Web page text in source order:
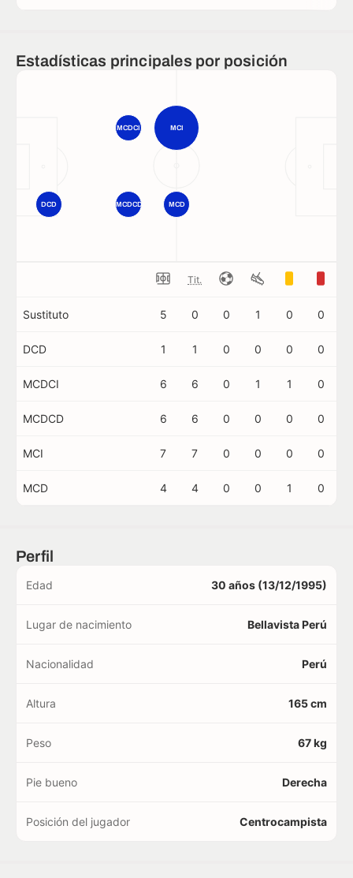
Estadísticas principales por posición
MCI
MCDCI
MCDCD MCD
DCD
Tit.
Sustituto 5 0 0 1 0 0
DCD 1 1 0 0 0 0
MCDCI 6 6 0 1 1 0
MCDCD 6 6 0 0 0 0
MCI 7 7 0 0 0 0
MCD 4 4 0 0 1 0
Perfil
Edad 30 años (13/12/1995)
Lugar de nacimiento Bellavista Perú
Nacionalidad Perú
Altura 165 cm
Peso 67 kg
Pie bueno Derecha
Posición del jugador Centrocampista